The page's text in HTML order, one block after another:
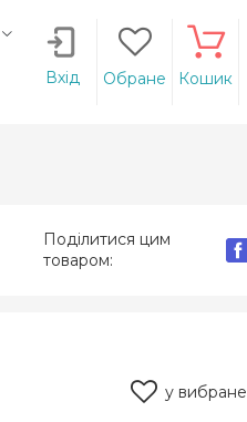
Вхід Обране Кошик
Поділитися цим
товаром:
у вибране